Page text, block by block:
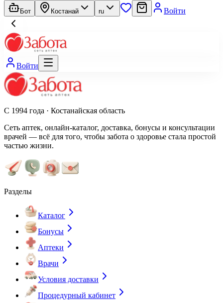
Бот Костанай ru Войти
Войти
С 1994 года · Костанайская область
Сеть аптек, онлайн-каталог, доставка, бонусы и консультации
врачей — всё для того, чтобы забота о здоровье стала простой
частью жизни.
Разделы
Каталог
Бонусы
Аптеки
Врачи
Условия доставки
Процедурный кабинет